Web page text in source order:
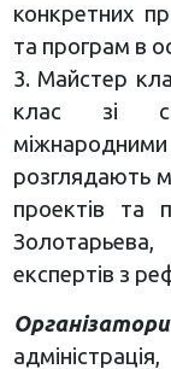
конкретних
та програм в
3. Майстер
клас зі
розглядають
проектів та
експертів з